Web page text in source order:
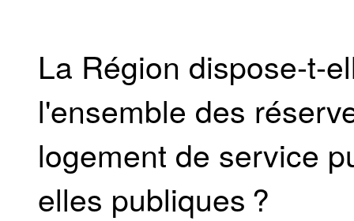
La Région dispose-t-
l'ensemble des
logement de service
elles publiques ?